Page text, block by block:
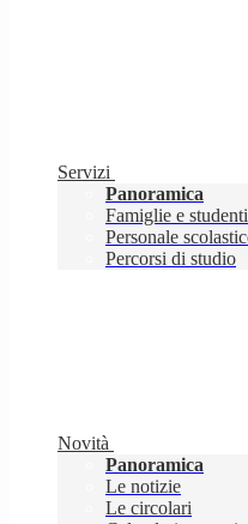
Servizi
Panoramica
Famiglie e studenti
Personale
Percorsi di studio
Novità
Panoramica
Le notizie
Le circolari